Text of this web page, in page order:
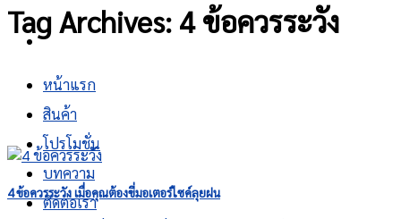
หน้าแรก
สินค้า
โปรโมชั่น
บทความ
ติดต่อเรา
Tag Archives: 4 ข้อควรระวัง
4 ข้อควรระวัง เมื่อคุณต้องขี่มอเตอร์ไซค์ลุยฝน